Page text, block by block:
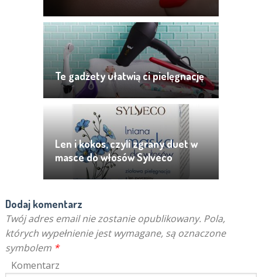
Te gadżety ułatwią ci pielęgnację
Len i kokos, czyli zgrany duet w
masce do włosów Sylveco
Dodaj komentarz
Twój adres email nie zostanie opublikowany. Pola,
których wypełnienie jest wymagane, są oznaczone
symbolem *
Komentarz